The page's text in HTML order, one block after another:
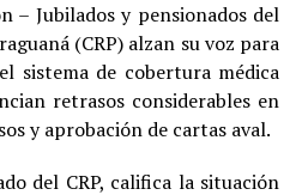
– Jubilados y pensionados del
(CRP) alzan su voz para
sistema de cobertura médica
retrasos considerables en
y aprobación de cartas aval.
del CRP, califica la situación